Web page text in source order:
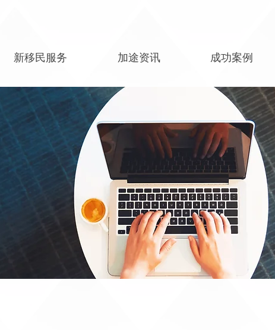
新移民服务 加途资讯 成功案例